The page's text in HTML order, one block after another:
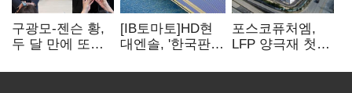
구광모-젠슨 황,
두 달 만에 또
등 논의
[IB토마토]HD현
대엔솔, '한국판
세액공제 선택이
포스코퓨처엠,
LFP 양극재 첫
ESS 시장 공략